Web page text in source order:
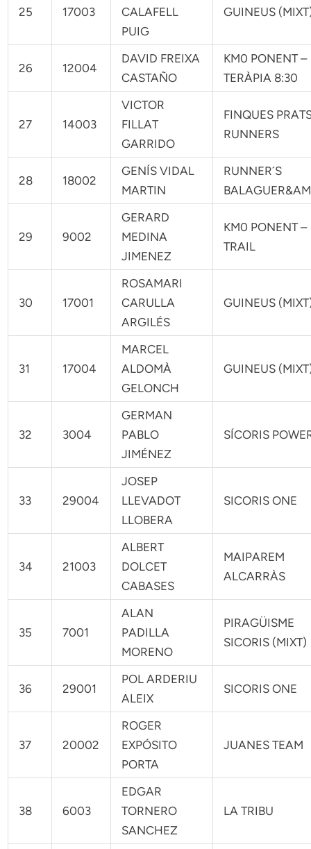
25 17003
CALAFELL
PUIG
GUINEUS
26 12004
DAVID FREIXA
CASTAÑO
KM0 PONENT –
TERÀPIA 8:30
27 14003
VICTOR
FILLAT
GARRIDO
FINQUES
RUNNERS
28 18002
GENÍS VIDAL
MARTIN
RUNNER´S
29 9002
GERARD
MEDINA
JIMENEZ
KM0 PONENT –
TRAIL
30 17001
ROSAMARI
CARULLA
ARGILÉS
GUINEUS
31 17004
MARCEL
ALDOMÀ
GELONCH
GUINEUS
32 3004
GERMAN
PABLO
JIMÉNEZ
SÍCORIS
33 29004
JOSEP
LLEVADOT
LLOBERA
SICORIS ONE
34 21003
ALBERT
DOLCET
CABASES
MAIPAREM
ALCARRÀS
35 7001
ALAN
PADILLA
MORENO
PIRAGÜISME
SICORIS (MIXT)
36 29001
POL ARDERIU
ALEIX
SICORIS ONE
37 20002
ROGER
EXPÓSITO
PORTA
JUANES TEAM
38 6003
EDGAR
TORNERO
SANCHEZ
LA TRIBU